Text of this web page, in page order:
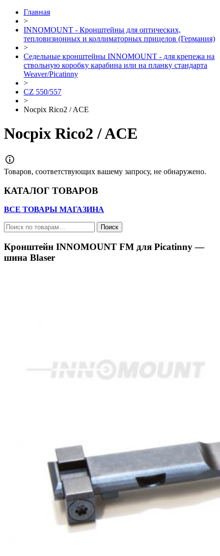
Главная
>
INNOMOUNT - Кронштейны для оптических,
тепловизионных и коллиматорных прицелов (Германия)
>
Седельные кронштейны INNOMOUNT - для крепежа на
ствольную коробку карабина или на планку стандарта
Weaver/Picatinny
>
CZ 550/557
>
Nocpix Rico2 / ACE
Nocpix Rico2 / ACE
Товаров, соответствующих вашему запросу, не обнаружено.
КАТАЛОГ ТОВАРОВ
ВСЕ ТОВАРЫ МАГАЗИНА
Искать:
Поиск
Кронштейн INNOMOUNT FM для Picatinny —
шина Blaser